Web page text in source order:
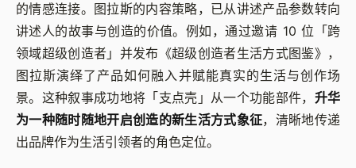
的情感连接。图拉斯的内容策略，已从讲述产品参数转向
讲述人的故事与创造的价值。例如，通过邀请 10 位「跨
领域超级创造者」并发布《超级创造者生活方式图鉴》，
图拉斯演绎了产品如何融入并赋能真实的生活与创作场
景。这种叙事成功地将「支点壳」从一个功能部件， 升华
为一种随时随地开启创造的新生活方式象征，清晰地传递
出品牌作为生活引领者的角色定位。